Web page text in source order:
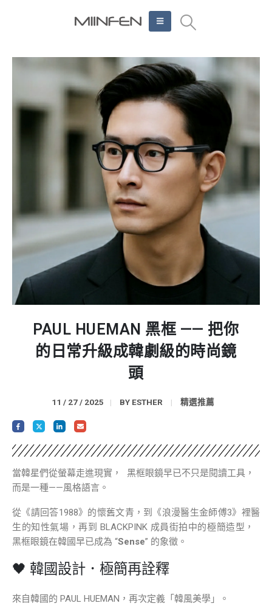
PAUL HUEMAN 黑框 —— 把你
的日常升級成韓劇級的時尚鏡
頭
11 / 27 / 2025 BY ESTHER 精選推薦
當韓星們從螢幕走進現實， 黑框眼鏡早已不只是閱讀工具，
而是一種——風格語言。
從《請回答1988》的懷舊文青，到《浪漫醫生金師傅3》裡醫
生的知性氣場，再到 BLACKPINK 成員街拍中的極簡造型，
黑框眼鏡在韓國早已成為 “Sense” 的象徵。
🖤 韓國設計．極簡再詮釋
來自韓國的 PAUL HUEMAN，再次定義「韓風美學」。